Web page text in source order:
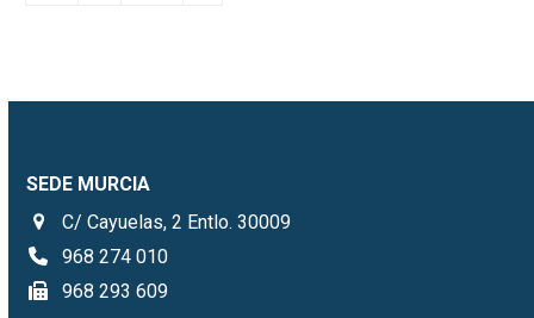
SEDE MURCIA
C/ Cayuelas, 2 Entlo. 30009
968 274 010
968 293 609